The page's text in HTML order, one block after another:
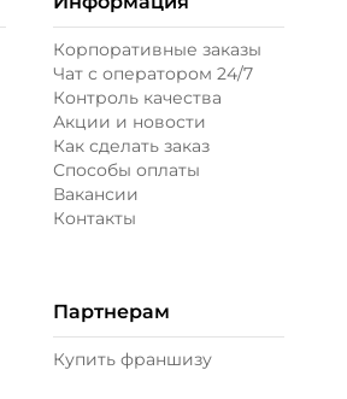
Корпоративные заказы
Чат с оператором 24/7
Контроль качества
Акции и новости
Как сделать заказ
Способы оплаты
Вакансии
Контакты
Партнерам
Купить франшизу